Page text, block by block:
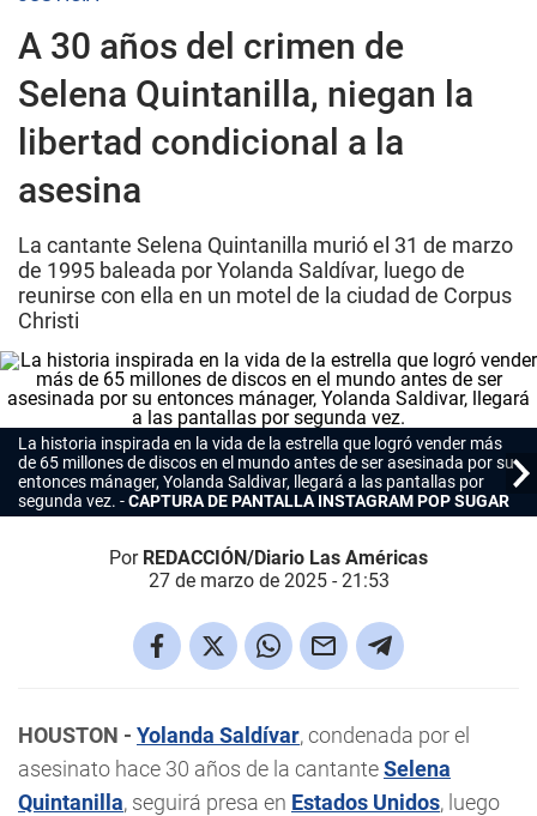
A 30 años del crimen de
Selena Quintanilla, niegan la
libertad condicional a la
asesina
La cantante Selena Quintanilla murió el 31 de marzo
de 1995 baleada por Yolanda Saldívar, luego de
reunirse con ella en un motel de la ciudad de Corpus
Christi
La historia inspirada en la vida de la estrella que logró vender más
de 65 millones de discos en el mundo antes de ser asesinada por su
entonces mánager, Yolanda Saldivar, llegará a las pantallas por
segunda vez.
CAPTURA DE PANTALLA INSTAGRAM POP SUGAR
Por REDACCIÓN/Diario Las Américas
27 de marzo de 2025 - 21:53
HOUSTON - Yolanda Saldívar, condenada por el
asesinato hace 30 años de la cantanteSelena
Quintanilla, seguirá presa en Estados Unidos, luego